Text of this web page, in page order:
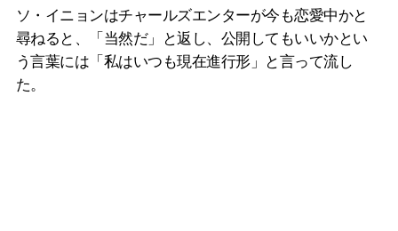
ソ・イニョンはチャールズエンターが今も恋愛中かと
尋ねると、「当然だ」と返し、公開してもいいかとい
う言葉には「私はいつも現在進行形」と言って流し
た。